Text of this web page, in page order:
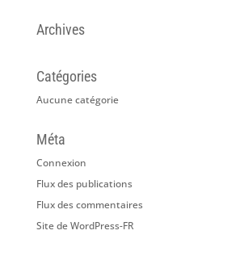
Archives
Catégories
Aucune catégorie
Méta
Connexion
Flux des publications
Flux des commentaires
Site de WordPress-FR